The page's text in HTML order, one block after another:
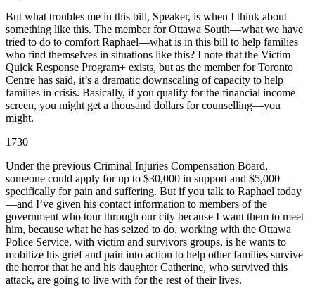
But what troubles me in this bill, Speaker, is when I think about
something like this. The member for Ottawa South—what we have
tried to do to comfort Raphael—what is in this bill to help families
who find themselves in situations like this? I note that the Victim
Quick Response Program+ exists, but as the member for Toronto
Centre has said, it’s a dramatic downscaling of capacity to help
families in crisis. Basically, if you qualify for the financial income
screen, you might get a thousand dollars for counselling—you
might.
1730
Under the previous Criminal Injuries Compensation Board,
someone could apply for up to $30,000 in support and $5,000
specifically for pain and suffering. But if you talk to Raphael today
—and I’ve given his contact information to members of the
government who tour through our city because I want them to meet
him, because what he has seized to do, working with the Ottawa
Police Service, with victim and survivors groups, is he wants to
mobilize his grief and pain into action to help other families survive
the horror that he and his daughter Catherine, who survived this
attack, are going to live with for the rest of their lives.